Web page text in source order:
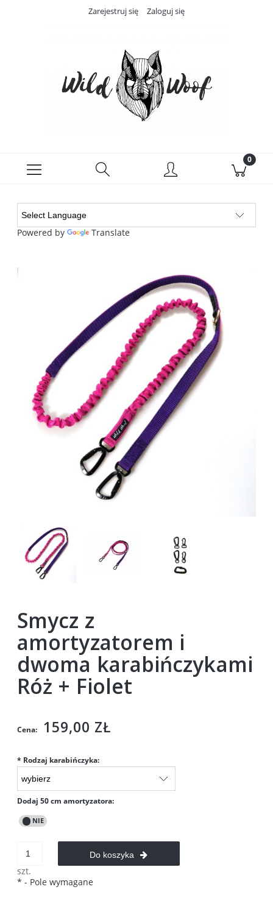
Zarejestruj się Zaloguj się
Powered by Translate
Smycz z
amortyzatorem i
dwoma karabińczykami
Róż + Fiolet
Cena: 159,00 ZŁ
* Rodzaj karabińczyka:
Dodaj 50 cm amortyzatora:
szt.
Do koszyka
* - Pole wymagane